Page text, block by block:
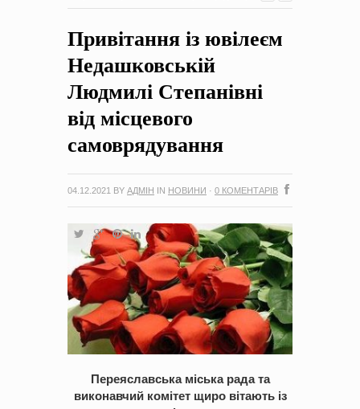
на період 2018 – 2020 роки Оголошення про збір ідей
проектів
Привітання із ювілеєм
Недашковській
Людмилі Степанівні
від місцевого
самоврядування
04.12.2021 BY АДМІН IN НОВИНИ · 0 КОМЕНТАРІВ
Переяславська міська рада та
виконавчий комітет щиро вітають із